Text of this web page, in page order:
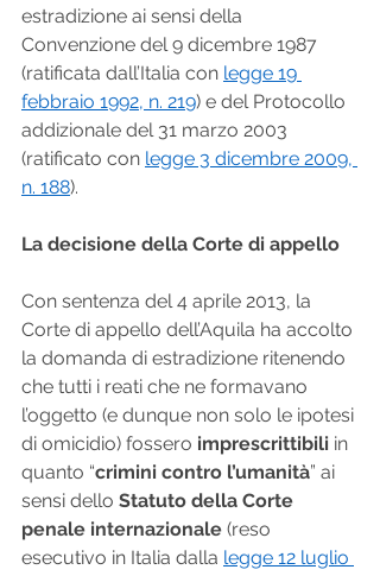
estradizione ai sensi della
Convenzione del 9 dicembre 1987
(ratificata dall’Italia con legge 19
febbraio 1992, n. 219) e del Protocollo
addizionale del 31 marzo 2003
(ratificato con legge 3 dicembre 2009,
n. 188).
La decisione della Corte di appello
Con sentenza del 4 aprile 2013, la
Corte di appello dell’Aquila ha accolto
la domanda di estradizione ritenendo
che tutti i reati che ne formavano
l’oggetto (e dunque non solo le ipotesi
di omicidio) fossero imprescrittibili in
quanto “crimini contro l’umanità” ai
sensi dello Statuto della Corte
penale internazionale (reso
esecutivo in Italia dalla legge 12 luglio